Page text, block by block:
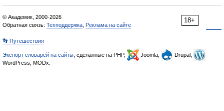
18+
© Академик, 2000-2026
Обратная связь: Техподдержка Реклама на сайте
👣 Путешествия
Экспорт словарей на сайты , сделанные на PHP, Joomla,
Drupal,
WordPress, MODx.